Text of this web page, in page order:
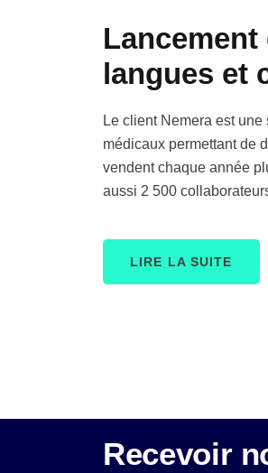
langues et
Le client Nemera est
médicaux permettant de
vendent chaque année
aussi 2 500
LIRE LA SUITE
Recevoir